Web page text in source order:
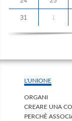
31 1
L'UNIONE
ORGANI
CREARE UNA
PERCHÈ